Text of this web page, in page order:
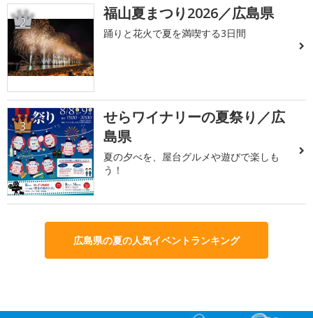
2 福山夏まつり2026／広島県
踊りと花火で夏を満喫する3日間
3
せらワイナリーの夏祭り／広
島県
夏の夕べを、屋台グルメや遊びで楽しも
う！
広島県の夏の人気イベントランキング